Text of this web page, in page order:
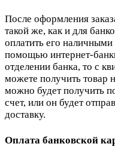
После оформления
такой же, как и для
оплатить его
помощью интернет-
отделении банка, то с
можете получить товар
можно будет получить
счет, или он будет
доставку.
Оплата банковской